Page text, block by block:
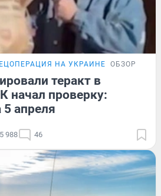
НА УКРАИНЕ ОБЗОР
теракт в
начал проверку:
апреля
5 988 46